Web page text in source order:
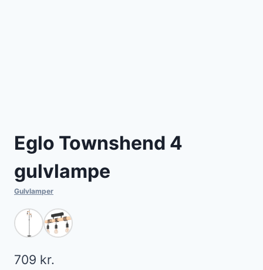
Eglo Townshend 4
gulvlampe
Gulvlamper
709 kr.